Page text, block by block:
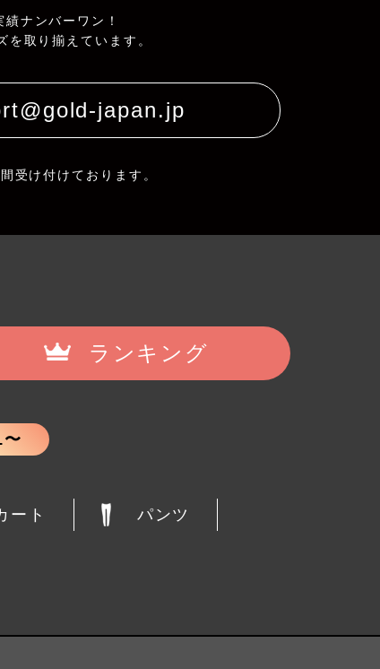
ナンバーワン！
取り揃えています。
japan.jp
受け付けております。
ランキング
ート パンツ